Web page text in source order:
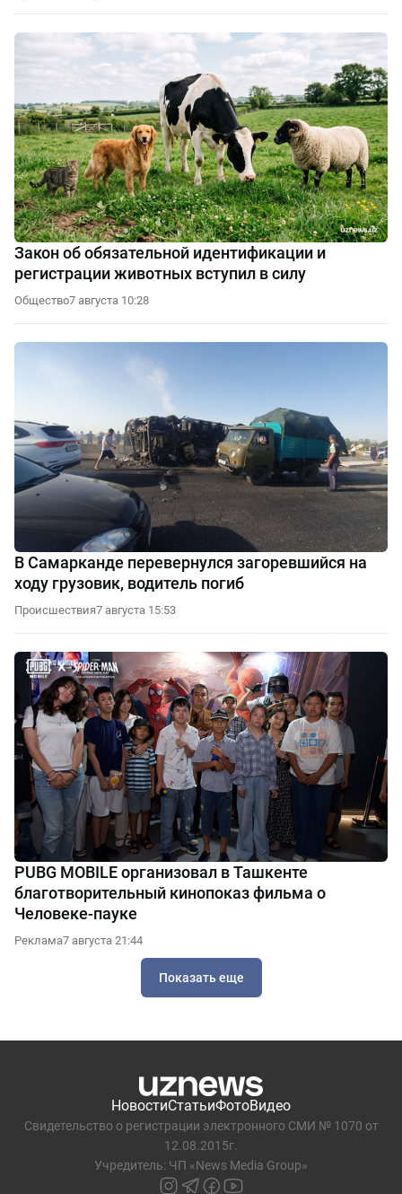
Закон об обязательной идентификации и
регистрации животных вступил в силу
Общество7 августа 10:28
В Самарканде перевернулся загоревшийся на
ходу грузовик, водитель погиб
Происшествия7 августа 15:53
PUBG MOBILE организовал в Ташкенте
благотворительный кинопоказ фильма о
Человеке-пауке
Реклама7 августа 21:44
Показать еще
НовостиСтатьиФотоВидео
Свидетельство о регистрации электронного СМИ № 1070 от
12.08.2015г.
Учредитель: ЧП «News Media Group»